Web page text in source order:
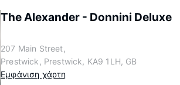
The Alexander - Donnini Deluxe
207 Main Street,
Prestwick, Prestwick, KA9 1LH, GB
Εμφάνιση χάρτη